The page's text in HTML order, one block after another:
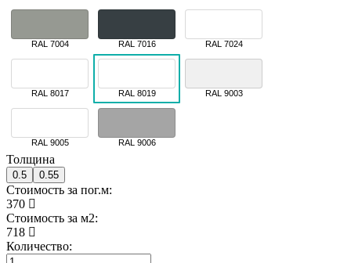
RAL 7004 RAL 7016 RAL 7024
RAL 8017 RAL 8019 RAL 9003
RAL 9005 RAL 9006
Толщина
0.5 0.55
Стоимость за пог.м:
370
Стоимость за м2:
718
Количество: